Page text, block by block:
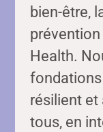
bien-être,
Health.
résilient
tous, en